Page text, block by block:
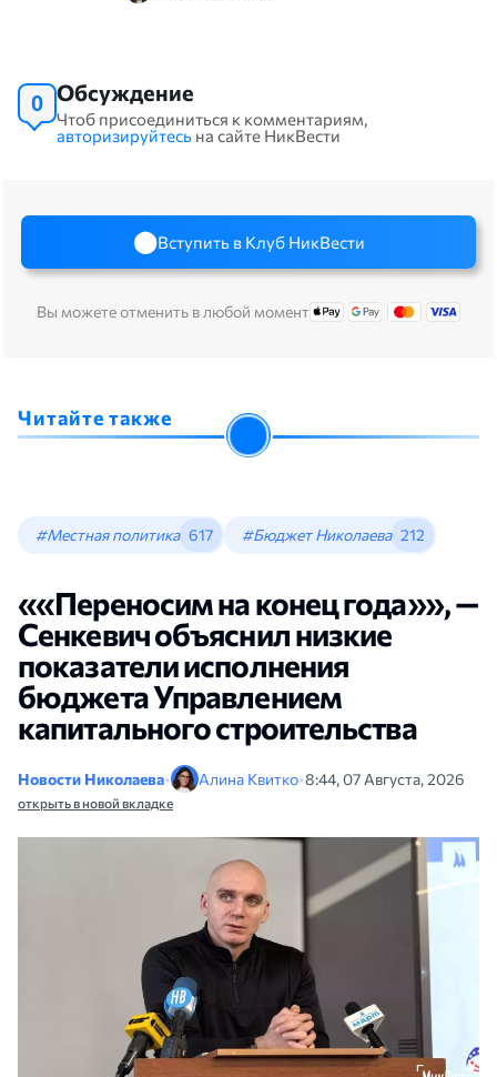
0 Обсуждение
Чтоб присоединиться к комментариям,
авторизируйтесь на сайте НикВести
Вступить в Клуб НикВести
Вы можете отменить в любой момент
Читайте также
#Местная политика 617 #Бюджет Николаева 212
««Переносим на конец года»», —
Сенкевич объяснил низкие
показатели исполнения
бюджета Управлением
капитального строительства
Новости Николаева• Алина Квитко•8:44, 07 Августа, 2026
открыть в новой вкладке